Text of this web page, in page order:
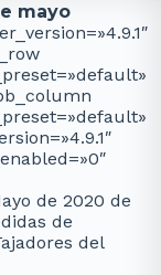
mayo
de 2020 de
de
del